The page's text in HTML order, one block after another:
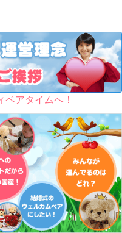
アタイムへ！